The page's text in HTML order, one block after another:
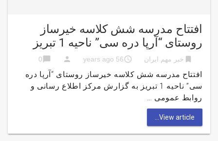
افتتاح مدرسه شش کلاسه خیرساز
روستای “آرپا دره سی” ناحیه 1 تبریز
bookmark خبر مهم ایران access_time
56 years ago
person
chat_bubble
0
افتتاح مدرسه شش کلاسه خیرساز روستای “آرپا دره
سی” ناحیه 1 تبریز به گزارش مرکز اطلاع رسانی و
روابط عمومی …
View article...